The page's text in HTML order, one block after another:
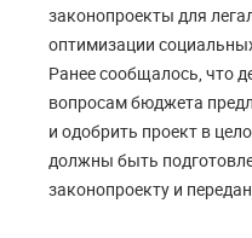
законопроекты для
оптимизации
Ранее сообщалось, что
вопросам бюджета
и одобрить проект в
должны быть
законопроекту и